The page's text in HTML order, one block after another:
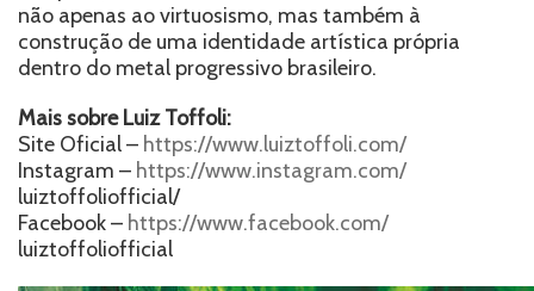
não apenas ao virtuosismo, mas também à
construção de uma identidade artística própria
dentro do metal progressivo brasileiro.
Mais sobre Luiz Toffoli:
Site Oficial – https://www.luiztoffoli.com/
Instagram – https://www.instagram.com/
luiztoffoliofficial/
Facebook – https://www.facebook.com/
luiztoffoliofficial